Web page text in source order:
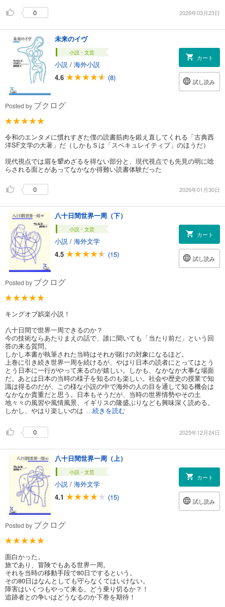
0 2026年03月23日
未来のイヴ
小説・文芸
小説 / 海外小説
4.6
(8)
カート
試し読み
Posted by ブクログ
令和のエンタメに慣れすぎた僕の読書筋肉を鍛え直してくれる「古典西
洋SF文学の大著」だ（しかもＳは「スペキュレイティブ」のほうだ）
現代視点では眉を顰めざるを得ない部分と、現代視点でも先見の明に唸
らされる面とがあってなかなか得難い読書体験だった
0 2026年01月30日
八十日間世界一周（下）
小説・文芸
小説 / 海外文学
4.5
(15)
カート
試し読み
Posted by ブクログ
キングオブ娯楽小説！
八十日間で世界一周できるのか？
今の技術ならあたりまえの話で、誰に聞いても「当たり前だ」という回
答の来る質問。
しかし本書が執筆された当時はそれが賭けの対象になるほど。
上巻に引き続き世界一周を続けるが、やはり日本の読者にとってはとう
とう日本に一行がやって来るのが嬉しい。しかも、なかなか大事な場面
だ。あとは日本の当時の様子を知るのも楽しい。社会や歴史の授業で知
識は得るのだが、この様な小説の中で海外の人の目を通して知る機会は
なかなか貴重だと思う。日本もそうだが、当時の世界情勢やその土
地々々の風習や風情風景、イギリスの隆盛ぶりなども興味深く読める。
しかし、やはり楽しいのは
...続きを読む
0 2025年12月24日
八十日間世界一周（上）
小説・文芸
小説 / 海外文学
4.1
(15)
カート
試し読み
Posted by ブクログ
面白かった。
旅であり、冒険でもある世界一周。
それを当時の移動手段で80日でするという。
その80日はなんとしても守らなくてはいけない。
障害はいくつもやって来る。どう乗り切るか？！
追跡者との争いはどうなるのか下巻を期待！